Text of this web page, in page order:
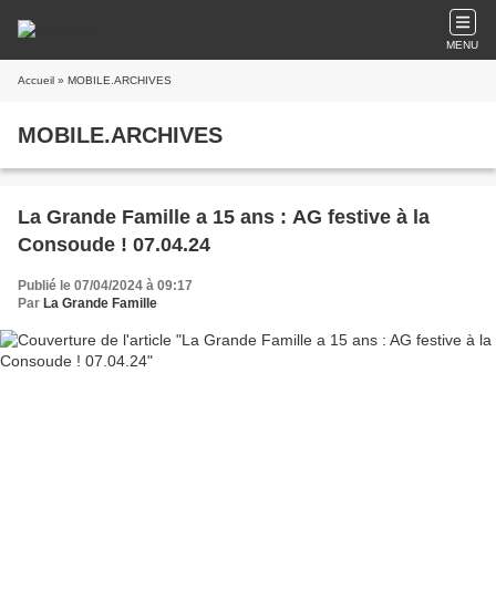
MENU
Accueil » MOBILE.ARCHIVES
MOBILE.ARCHIVES
La Grande Famille a 15 ans : AG festive à la
Consoude ! 07.04.24
Publié le 07/04/2024 à 09:17
Par La Grande Famille